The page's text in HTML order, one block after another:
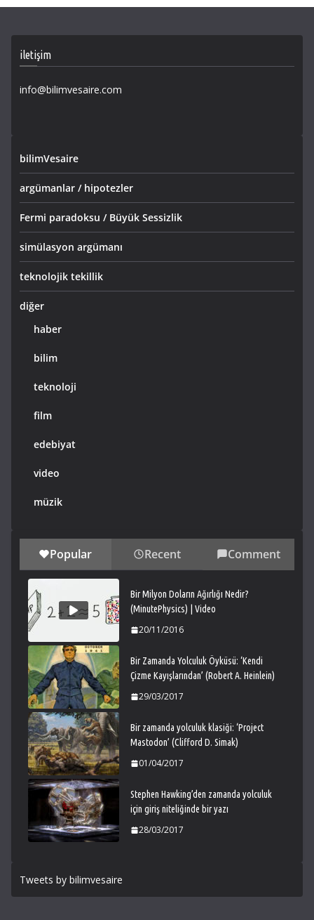
iletişim
info@bilimvesaire.com
bilimVesaire
argümanlar / hipotezler
Fermi paradoksu / Büyük Sessizlik
simülasyon argümanı
teknolojik tekillik
diğer
haber
bilim
teknoloji
film
edebiyat
video
müzik
Popular Recent Comment
Bir Milyon Doların Ağırlığı Nedir?
(MinutePhysics) | Video
20/11/2016
Bir Zamanda Yolculuk Öyküsü: ‘Kendi
Çizme Kayışlarından’ (Robert A. Heinlein)
29/03/2017
Bir zamanda yolculuk klasiği: ‘Project
Mastodon’ (Clifford D. Simak)
01/04/2017
Stephen Hawking’den zamanda yolculuk
için giriş niteliğinde bir yazı
28/03/2017
Tweets by bilimvesaire